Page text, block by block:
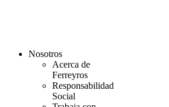
Nosotros
Acerca de
Ferreyros
Responsabilidad
Social